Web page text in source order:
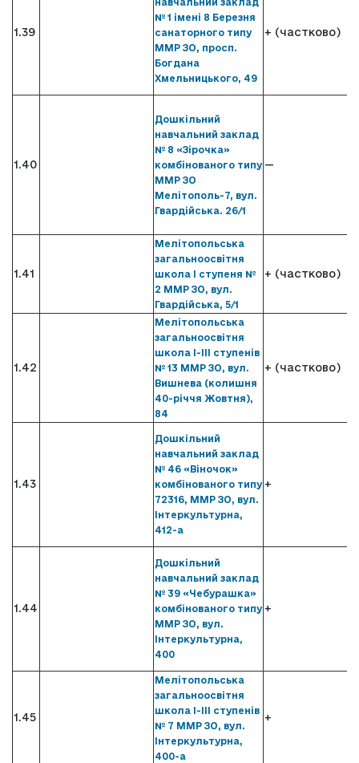
1.39
навчальний заклад
№ 1 імені 8 Березня
санаторного типу
ММР ЗО, просп.
Богдана
Хмельницького, 49
+ (частково)
1.40
Дошкільний
навчальний заклад
№ 8 «Зірочка»
комбінованого типу
ММР ЗО
Мелітополь-7, вул.
Гвардійська. 26/1
—
1.41
Мелітопольська
загальноосвітня
школа І ступеня №
2 ММР ЗО, вул.
Гвардійська, 5/1
+ (частково)
1.42
Мелітопольська
загальноосвітня
школа І-ІІІ ступенів
№ 13 ММР ЗО, вул.
Вишнева (колишня
40-річчя Жовтня),
84
+ (частково)
1.43
Дошкільний
навчальний заклад
№ 46 «Віночок»
комбінованого типу
72316, ММР ЗО, вул.
Інтеркультурна,
412-а
+
1.44
Дошкільний
навчальний заклад
№ 39 «Чебурашка»
комбінованого типу
ММР ЗО, вул.
Інтеркультурна,
400
+
1.45
Мелітопольська
загальноосвітня
школа І-ІІІ ступенів
№ 7 ММР ЗО, вул.
Інтеркультурна,
400-а
+